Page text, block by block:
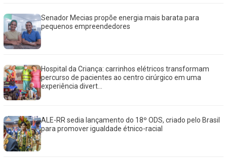
Senador Mecias propõe energia mais barata para
pequenos empreendedores
Hospital da Criança: carrinhos elétricos transformam
percurso de pacientes ao centro cirúrgico em uma
experiência divert...
ALE-RR sedia lançamento do 18º ODS, criado pelo Brasil
para promover igualdade étnico-racial